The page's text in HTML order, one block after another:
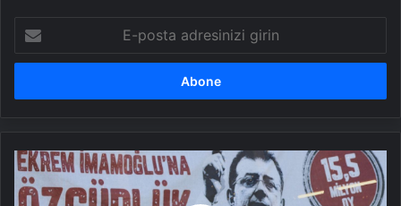
posta
adresinizi
Özel:
Cuntaya
kalkışan